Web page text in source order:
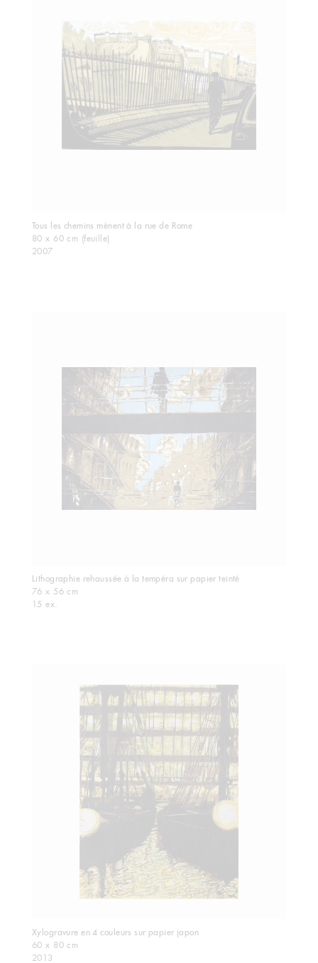
Tous les chemins mènent à la rue de Rome
80 x 60 cm (feuille)
2007
Lithographie rehaussée à la tempéra sur papier teinté
76 x 56 cm
15 ex.
Xylogravure en 4 couleurs sur papier japon
60 x 80 cm
2013